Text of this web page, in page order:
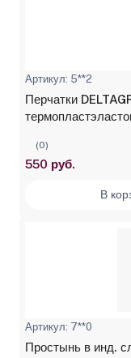
Артикул: 5**2
Перчатки
(0)
550 руб.
В
Артикул: 7**0
Простынь в инд.